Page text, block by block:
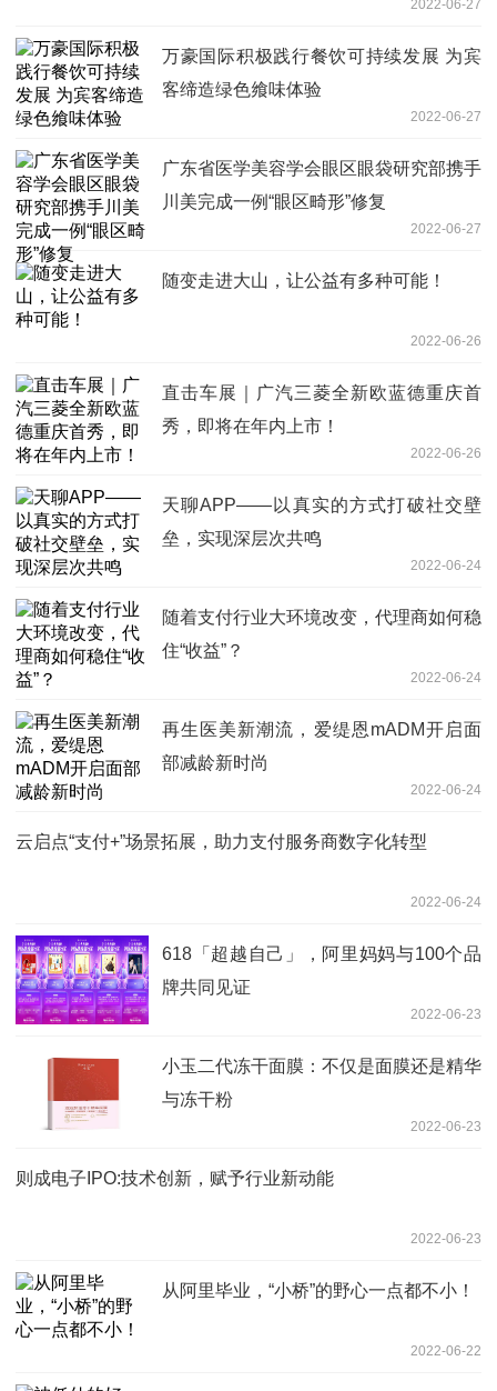
2022-06-27
万豪国际积极践行餐饮可持续发展 为宾
客缔造绿色飨味体验
2022-06-27
广东省医学美容学会眼区眼袋研究部携手
川美完成一例“眼区畸形”修复
2022-06-27
随变走进大山，让公益有多种可能！
2022-06-26
直击车展｜广汽三菱全新欧蓝德重庆首
秀，即将在年内上市！
2022-06-26
天聊APP——以真实的方式打破社交壁
垒，实现深层次共鸣
2022-06-24
随着支付行业大环境改变，代理商如何稳
住“收益”？
2022-06-24
再生医美新潮流，爱缇恩mADM开启面
部减龄新时尚
2022-06-24
云启点“支付+”场景拓展，助力支付服务商数字化转型
2022-06-24
618「超越自己」，阿里妈妈与100个品
牌共同见证
2022-06-23
小玉二代冻干面膜：不仅是面膜还是精华
与冻干粉
2022-06-23
则成电子IPO:技术创新，赋予行业新动能
2022-06-23
从阿里毕业，“小桥”的野心一点都不小！
2022-06-22